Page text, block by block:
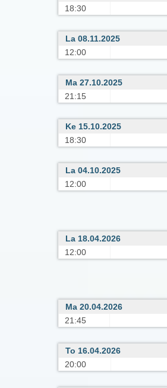
18:30
La 08.11.2025
12:00
Ma 27.10.2025
21:15
Ke 15.10.2025
18:30
La 04.10.2025
12:00
La 18.04.2026
12:00
Ma 20.04.2026
21:45
To 16.04.2026
20:00